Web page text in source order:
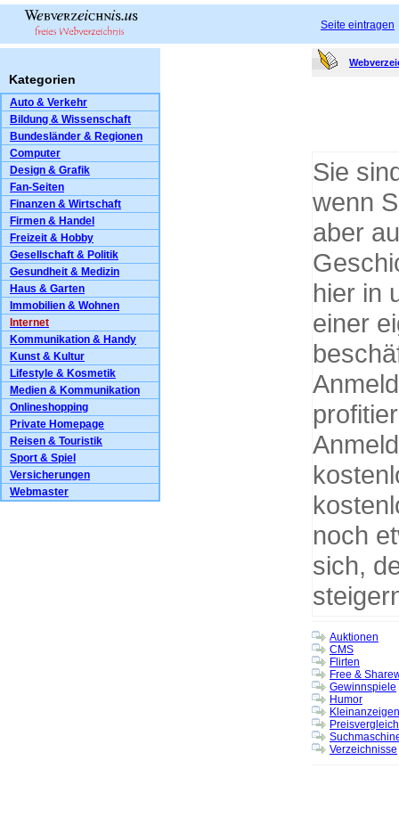
Seite eintragen
Kategorien
Auto & Verkehr
Bildung & Wissenschaft
Bundesländer & Regionen
Computer
Design & Grafik
Fan-Seiten
Finanzen & Wirtschaft
Firmen & Handel
Freizeit & Hobby
Gesellschaft & Politik
Gesundheit & Medizin
Haus & Garten
Immobilien & Wohnen
Internet
Kommunikation & Handy
Kunst & Kultur
Lifestyle & Kosmetik
Medien & Kommunikation
Onlineshopping
Private Homepage
Reisen & Touristik
Sport & Spiel
Versicherungen
Webmaster
Sie
wenn
aber
hier in
einer
noch
sich,
Auktionen
CMS
Flirten
Free &
Gewinnspiele
Humor
Kleinanzeigen
Preisvergleich
Verzeichnisse